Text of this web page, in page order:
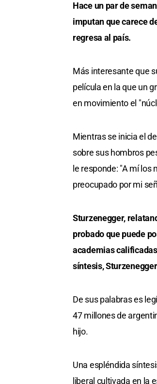
Hace un par de
imputan que carece
regresa al país.
Más interesante que
película en la que un
en movimiento el
Mientras se inicia el
sobre sus hombros
le responde: "A mí
preocupado por mi
Sturzenegger,
probado que puede
academias
síntesis,
De sus palabras es
47 millones de
hijo.
Una espléndida
liberal cultivada en la